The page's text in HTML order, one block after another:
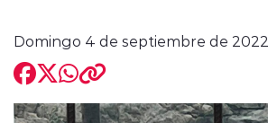
Regiones al Aire
Entrevistas
Domingo 4 de septiembre de 2022